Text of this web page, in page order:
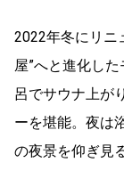
2022年冬にリニ
屋”へと進化し
呂でサウナ上が
ーを堪能。夜は
の夜景を仰ぎ見